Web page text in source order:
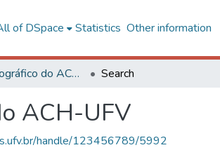
of DSpace Statistics Other information
Acervo Fotográfico do ACH-UFV Search
ACH-UFV
handle/123456789/5992